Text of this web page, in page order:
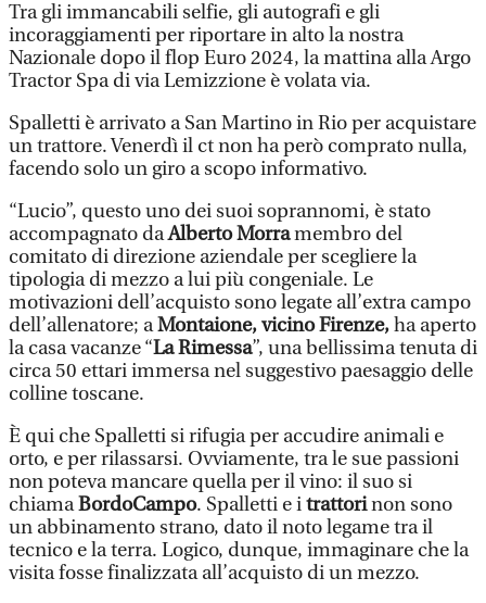
Tra gli immancabili selfie, gli autografi e gli
incoraggiamenti per riportare in alto la nostra
Nazionale dopo il flop Euro 2024, la mattina alla Argo
Tractor Spa di via Lemizzione è volata via.
Spalletti è arrivato a San Martino in Rio per acquistare
un trattore. Venerdì il ct non ha però comprato nulla,
facendo solo un giro a scopo informativo.
“Lucio”, questo uno dei suoi soprannomi, è stato
accompagnato daAlberto Morramembro del
comitato di direzione aziendale per scegliere la
tipologia di mezzo a lui più congeniale. Le
motivazioni dell’acquisto sono legate all’extra campo
dell’allenatore; aMontaione, vicino Firenze,ha aperto
la casa vacanze “La Rimessa”, una bellissima tenuta di
circa 50 ettari immersa nel suggestivo paesaggio delle
colline toscane.
È qui che Spalletti si rifugia per accudire animali e
orto, e per rilassarsi. Ovviamente, tra le sue passioni
non poteva mancare quella per il vino: il suo si
chiamaBordoCampo. Spalletti e itrattorinon sono
un abbinamento strano, dato il noto legame tra il
tecnico e la terra. Logico, dunque, immaginare che la
visita fosse finalizzata all’acquisto di un mezzo.